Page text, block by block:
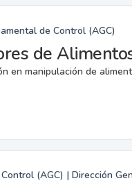
de Control (AGC)
de
en manipulación de
(AGC) | Dirección